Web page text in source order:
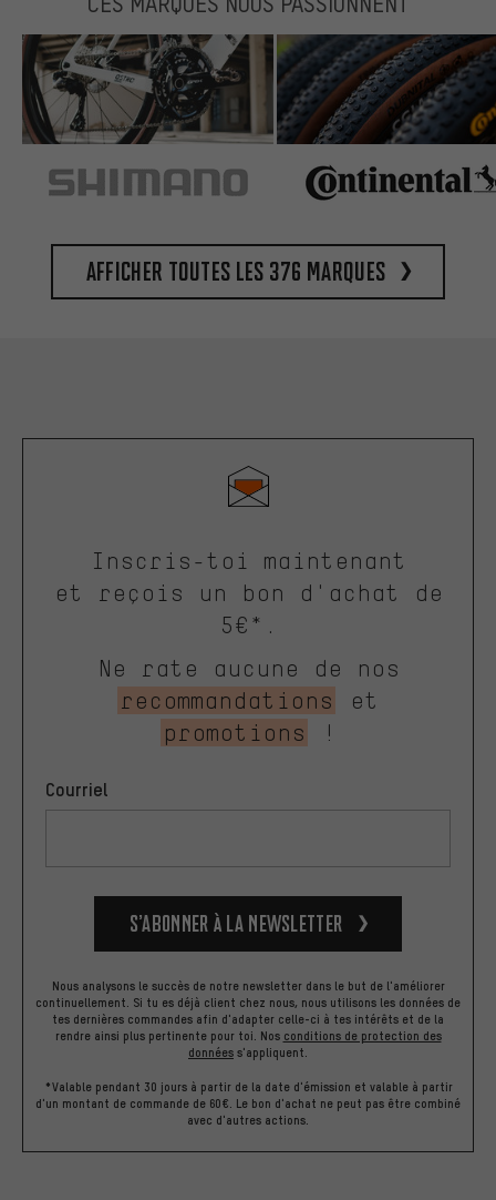
Afficher toutes les 376 marques
Inscris-toi maintenant
et reçois un bon d'achat de
5€*.
Ne rate aucune de nos
recommandations
et
promotions
!
Courriel
S’abonner à la newsletter
Nous analysons le succès de notre newsletter dans le but de l'améliorer
continuellement. Si tu es déjà client chez nous, nous utilisons les données de
tes dernières commandes afin d'adapter celle-ci à tes intérêts et de la
rendre ainsi plus pertinente pour toi. Nos conditions de protection des
données s'appliquent.
*Valable pendant 30 jours à partir de la date d'émission et valable à partir
d'un montant de commande de 60€. Le bon d'achat ne peut pas être combiné
avec d'autres actions.